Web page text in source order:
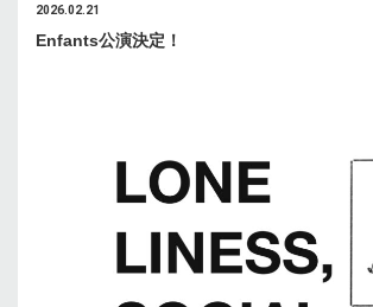
2026.02.21
Enfants公演決定！